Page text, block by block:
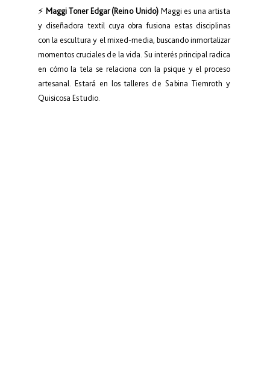
⚡ Maggi Toner Edgar (Reino Unido) Maggi es una artista
y diseñadora textil cuya obra fusiona estas disciplinas
con la escultura y el mixed-media, buscando inmortalizar
momentos cruciales de la vida. Su interés principal radica
en cómo la tela se relaciona con la psique y el proceso
artesanal. Estará en los talleres de Sabina Tiemroth y
Quisicosa Estudio.